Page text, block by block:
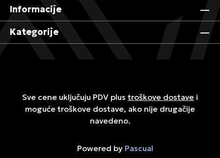
Informacije
Kategorije
Sve cene uključuju PDV plus troškove dostave i
moguće troškove dostave, ako nije drugačije
navedeno.
Powered by Pascual